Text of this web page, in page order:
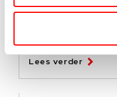
verandert er
Vanaf 1 juli 2026
bedrijfswagens. De
naar voertuigen vanaf
goederen vervoeren.
Lees verder